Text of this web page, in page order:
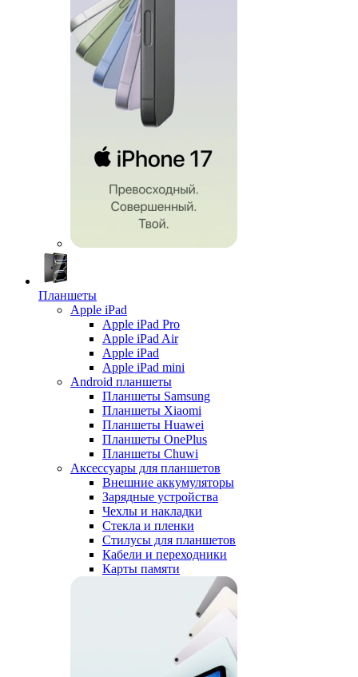
Планшеты
Apple iPad
Apple iPad Pro
Apple iPad Air
Apple iPad
Apple iPad mini
Android планшеты
Планшеты Samsung
Планшеты Xiaomi
Планшеты Huawei
Планшеты OnePlus
Планшеты Chuwi
Аксессуары для планшетов
Внешние аккумуляторы
Зарядные устройства
Чехлы и накладки
Стекла и пленки
Стилусы для планшетов
Кабели и переходники
Карты памяти